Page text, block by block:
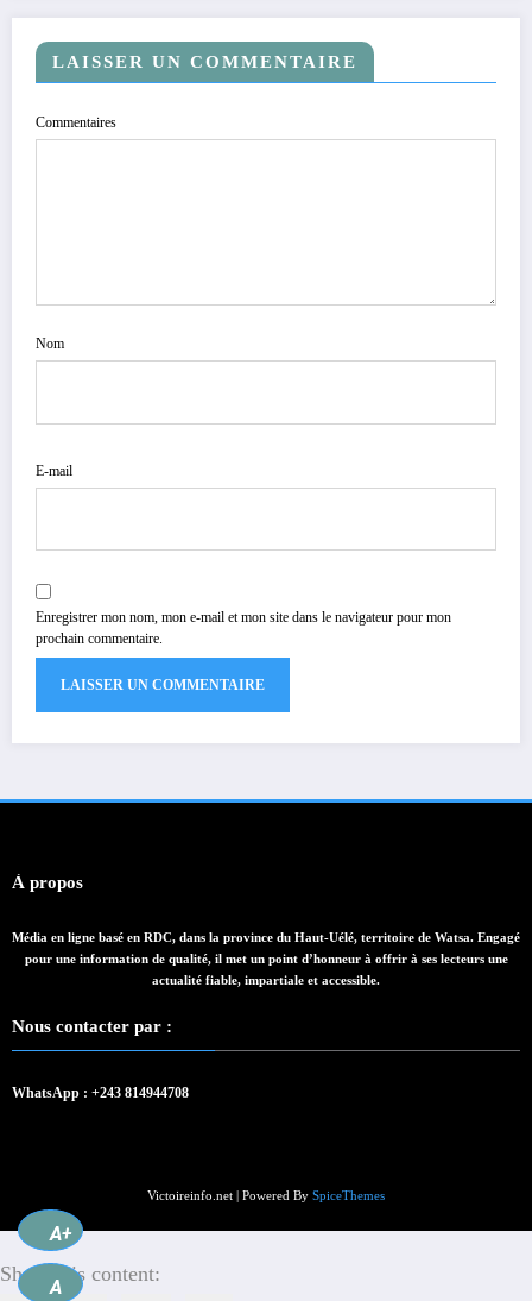
LAISSER UN COMMENTAIRE
Commentaires
Nom
E-mail
Enregistrer mon nom, mon e-mail et mon site dans le navigateur pour mon
prochain commentaire.
À propos
Média en ligne basé en RDC, dans la province du Haut-Uélé, territoire de Watsa. Engagé
pour une information de qualité, il met un point d’honneur à offrir à ses lecteurs une
actualité fiable, impartiale et accessible.
Nous contacter par :
WhatsApp : +243 814944708
Victoireinfo.net | Powered By SpiceThemes
A+
A
Share this content: